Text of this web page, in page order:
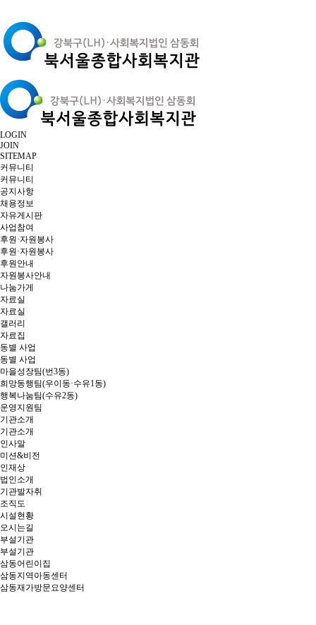
LOGIN
JOIN
SITEMAP
커뮤니티
커뮤니티
공지사항
채용정보
자유게시판
사업참여
후원·자원봉사
후원·자원봉사
후원안내
자원봉사안내
나눔가게
자료실
자료실
갤러리
자료집
동별 사업
동별 사업
마을성장팀(번3동)
희망동행팀(우이동·수유1동)
행복나눔팀(수유2동)
운영지원팀
기관소개
기관소개
인사말
미션&비전
인재상
법인소개
기관발자취
조직도
시설현황
오시는길
부설기관
부설기관
삼동어린이집
삼동지역아동센터
삼동재가방문요양센터